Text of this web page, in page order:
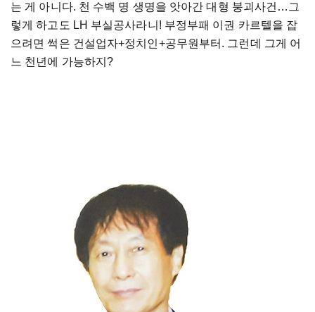
는 게 아니다. 천 수백 명 생명을 앗아간 대형 붕괴사건…그
렇게 하고도 LH 부실공사라니! 부정부패 이권 카르텔을 잡
으려면 썩은 건설업자+정치인+공무원부터. 그런데 그게 어
느 천년에 가능하지?